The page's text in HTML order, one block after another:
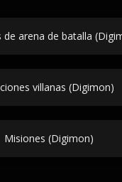
de arena de batalla
villanas (Digimon)
Misiones (Digimon)